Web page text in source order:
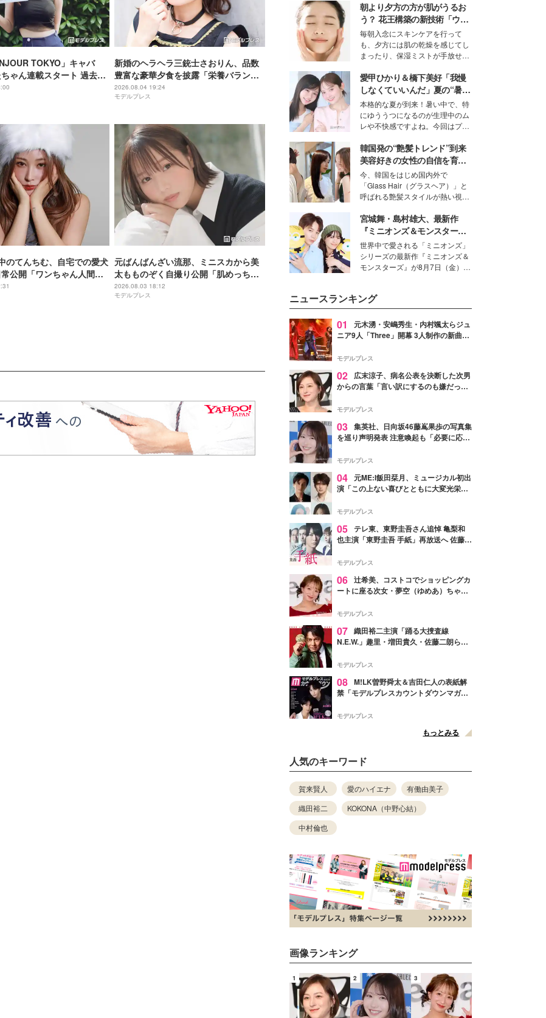
TOKYO」キャバ
ゃん連載スタート 過去の
訣・素顔に迫る
新婚のヘラヘラ三銃士さおりん、品数
豊富な豪華夕食を披露「栄養バランス
ばっちり」「丁寧な食卓憧れる」
2026.08.04 19:24
モデルプレス
のてんちむ、自宅での愛犬
公開「ワンちゃん人間み
てすごい」「お部屋綺
元ばんばんざい流那、ミニスカから美
太もものぞく自撮り公開「肌めっちゃ
綺麗」「美脚すぎる」と反響
2026.08.03 18:12
モデルプレス
取締役兼クリエイティブディレク
ター・茅野しのぶ。一人ひとりの
個性に寄り添い、魅力を引き出す
衣装作りは、多くの女性たちに勇
気と自信を与え続けている。
朝より夕方の方が肌がうるお
う？ 花王構築の新技術「ウォ
ーターキャプチャリングスキ
ン（捕水肌）」がスキンケア
の常識を変える予感
毎朝入念にスキンケアを行って
も、夕方には肌の乾燥を感じてし
まったり、保湿ミストが手放せな
な美容の常識を大きく変える可能
性を秘めた、革新的な「Water
Capturing Skin（ウォーターキャ
プチャリングスキン：捕水肌）」
技術を、花王が構築した。
愛甲ひかり＆橋下美好「我慢
しなくていいんだ」夏の“暑さ
対策”の新しい選択肢とは？
本格的な夏が到来！暑い中で、特
にゆううつになるのが生理中のム
レや不快感ですよね。今回はプラ
モデル・愛甲ひかりさんと橋下美
好さんを迎えて本音で女子会トー
ク。猛暑のお出かけを快適に過ご
すヒントや、2人が感動した夏の
生理の新常識にも迫りました。
韓国発の“艶髪トレンド”到来
美容好きの女性の自信を育む
「ヘアケア事情」って？
今、韓国をはじめ国内外で
「Glass Hair（グラスヘア）」と
呼ばれる艶髪スタイルが熱い視線
ションの完成度を高めるベースと
して、“髪そのものの美しさ”に改
めて注目する人が増えている様
子。今回は、そんな憧れの艶やか
な髪を日常で叶える、美容好きの
女性たちのヘアケア事情を紹介し
宮城舞・島村雄大、最新作
『ミニオンズ＆モンスター
ズ』の魅力熱弁 ハチャメチャ
だけじゃない“友情と絆”に感
動
世界中で愛される「ミニオンズ」
シリーズの最新作『ミニオンズ＆
モンスターズ』が8月7日（金）に
デルの宮城舞と島村雄大の特別対
談をお届け！それぞれの視点か
ら、今作ならではの魅力や予想外
の感動をもたらす奥深いストーリ
た。
ニュースランキング
01
元木湧・安嶋秀生・内村颯太らジュ
ニア9人「Three」開幕 3人制作の新曲＆
進んで夢を掴みたい」【ゲネプロレポ】
モデルプレス
02
広末涼子、病名公表を決断した次男
からの言葉「言い訳にするのも嫌だっ
モデルプレス
03 集英社、日向坂46藤嶌果歩の写真集
を巡り声明発表 注意喚起も「必要に応じ
モデルプレス
04 元ME:I飯田栞月、ミュージカル初出
演「この上ない喜びとともに大変光栄」
ャスト発表
モデルプレス
05 テレ東、東野圭吾さん追悼 亀梨和
也主演「東野圭吾 手紙」再放送へ 佐藤隆
モデルプレス
06 辻希美、コストコでショッピングカ
ートに座る次女・夢空（ゆめあ）ちゃん
ぎ」「成長を感じる」の声
モデルプレス
07 織田裕二主演「踊る大捜査線
N.E.W.」趣里・増田貴久・佐藤二朗ら新
徴する“謎のキーワード”も
モデルプレス
08 M!LK曽野舜太＆吉田仁人の表紙解
禁「モデルプレスカウントダウンマガジ
モデルプレス
もっとみる
人気のキーワード
賀来賢人 愛のハイエナ
有働由美子
織田裕二
KOKONA（中野心結）
中村倫也
画像ランキング
1 2 3